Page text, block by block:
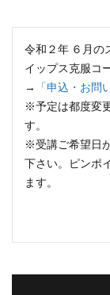
令和２年 ６月の
イップス克服コ
→
「申込・お問
※予定は都度変
す。
※受講ご希望日
下さい。ピンポ
ます。